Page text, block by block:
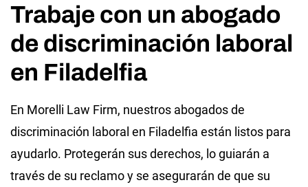
Trabaje con un abogado
de discriminación laboral
en Filadelfia
En Morelli Law Firm, nuestros abogados de
discriminación laboral en Filadelfia están listos para
ayudarlo. Protegerán sus derechos, lo guiarán a
través de su reclamo y se asegurarán de que su